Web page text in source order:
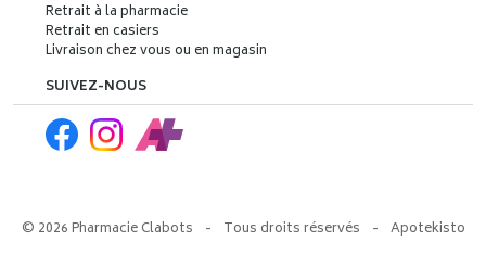
Retrait à la pharmacie
Retrait en casiers
Livraison chez vous ou en magasin
SUIVEZ-NOUS
© 2026 Pharmacie Clabots - Tous droits réservés - Apotekisto